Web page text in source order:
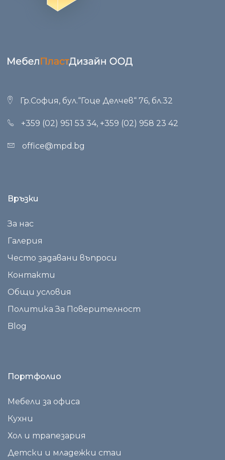
Гр.София, бул.“Гоце Делчев“ 76, бл.32
+359 (02) 951 53 34, +359 (02) 958 23 42
office@mpd.bg
Връзки
За нас
Галерия
Често задавани въпроси
Контакти
Общи условия
Политика За Поверителност
Blog
Портфолио
Мебели за офиса
Кухни
Хол и трапезария
Детски и младежки стаи